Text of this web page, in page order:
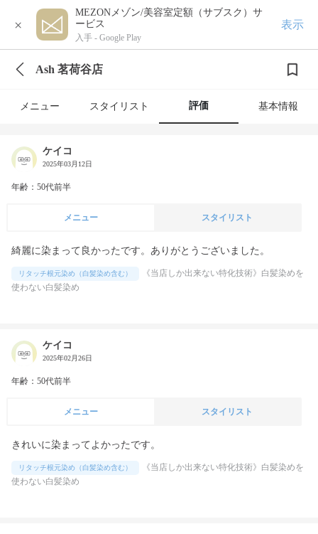
×
MEZONメゾン/美容室定額（サブスク）サ
ービス
入手 - Google Play
表示
Ash 茗荷谷店
メニュー スタイリスト 評価 基本情報
ケイコ
2025年03月12日
年齢：50代前半
メニュー スタイリスト
綺麗に染まって良かったです。ありがとうございました。
リタッチ根元染め（白髪染め含む）
《当店しか出来ない特化技術》白髪染めを
使わない白髪染め
ケイコ
2025年02月26日
年齢：50代前半
メニュー スタイリスト
きれいに染まってよかったです。
リタッチ根元染め（白髪染め含む）
《当店しか出来ない特化技術》白髪染めを
使わない白髪染め